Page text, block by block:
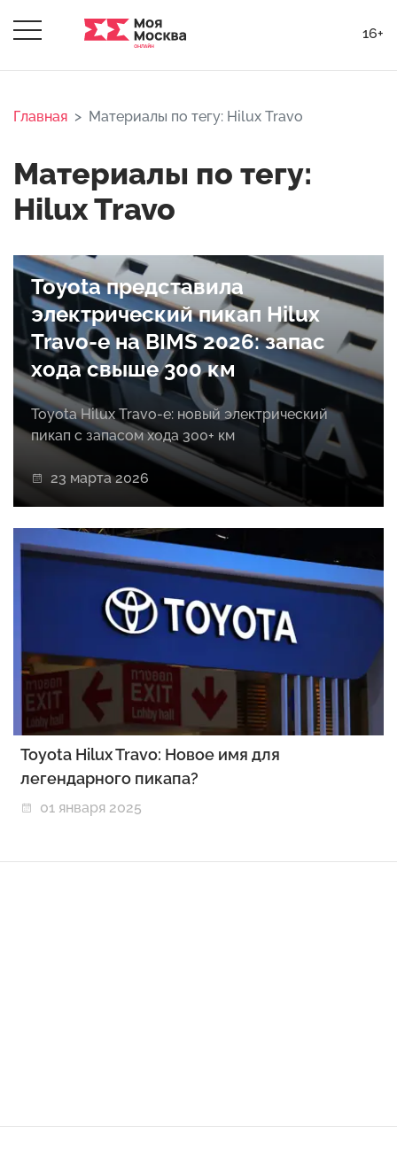
16+
Главная Материалы по тегу: Hilux Travo
Материалы по тегу:
Hilux Travo
Toyota представила
электрический пикап Hilux
Travo-e на BIMS 2026: запас
хода свыше 300 км
Toyota Hilux Travo-e: новый электрический
пикап с запасом хода 300+ км
23 марта 2026
Toyota Hilux Travo: Новое имя для
легендарного пикапа?
01 января 2025